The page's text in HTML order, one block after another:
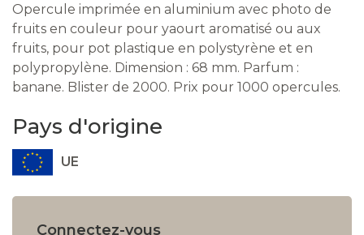
Opercule imprimée en aluminium avec photo de
fruits en couleur pour yaourt aromatisé ou aux
fruits, pour pot plastique en polystyrène et en
polypropylène. Dimension : 68 mm. Parfum :
banane. Blister de 2000. Prix pour 1000 opercules.
Pays d'origine
UE
Connectez-vous